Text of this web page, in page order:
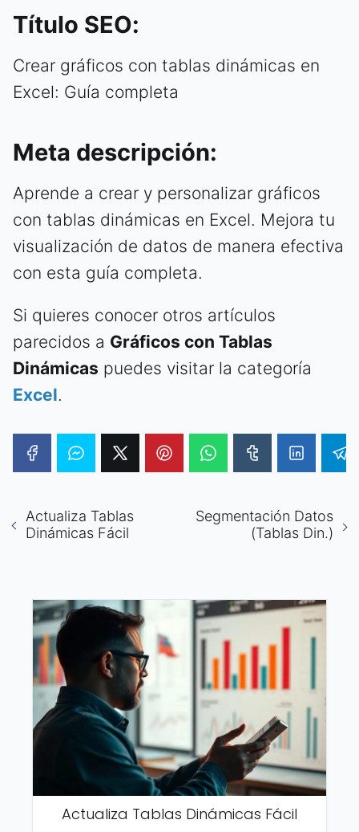
Título SEO:
Crear gráficos con tablas dinámicas en
Excel: Guía completa
Meta descripción:
Aprende a crear y personalizar gráficos
con tablas dinámicas en Excel. Mejora tu
visualización de datos de manera efectiva
con esta guía completa.
Si quieres conocer otros artículos
parecidos a Gráficos con Tablas
Dinámicas puedes visitar la categoría
Excel.
Actualiza Tablas
Dinámicas Fácil
Segmentación Datos
(Tablas Din.)
Actualiza Tablas Dinámicas Fácil